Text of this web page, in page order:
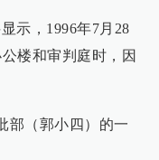
示，1996年7月28
楼和审判庭时，因
部（郭小四）的一